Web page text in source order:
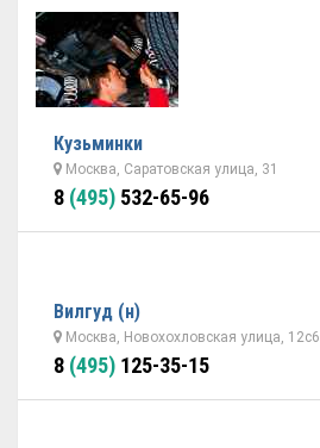
Кузьминки
Москва, Саратовская улица, 31
8 (495) 532-65-96
Вилгуд (н)
Москва, Новохохловская улица, 12с6
8 (495) 125-35-15